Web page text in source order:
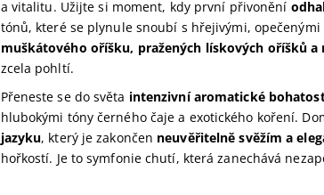
a vitalitu. Užijte si moment, kdy první přivonění
tónů, které se plynule snoubí s hřejivými,
muškátového oříšku, pražených lískových oříšků a
zcela pohltí.
Přeneste se do světa intenzivní aromatické
hlubokými tóny černého čaje a exotického koření.
jazyku, který je zakončen neuvěřitelně svěžím a
hořkostí. Je to symfonie chutí, která zanechává